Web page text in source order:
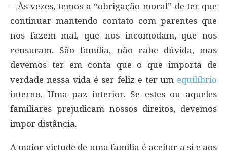
– Às vezes, temos a “obrigação moral” de ter que
continuar mantendo contato com parentes que
nos fazem mal, que nos incomodam, que nos
censuram. São família, não cabe dúvida, mas
devemos ter em conta que o que importa de
verdade nessa vida é ser feliz e ter um equilíbrio
interno. Uma paz interior. Se estes ou aqueles
familiares prejudicam nossos direitos, devemos
impor distância.
A maior virtude de uma família é aceitar a si e aos